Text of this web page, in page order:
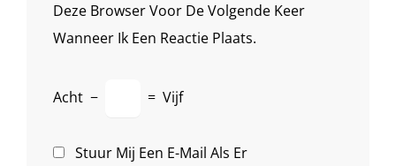
Deze Browser Voor De Volgende Keer
Wanneer Ik Een Reactie Plaats.
Acht − = Vijf
Stuur Mij Een E-Mail Als Er